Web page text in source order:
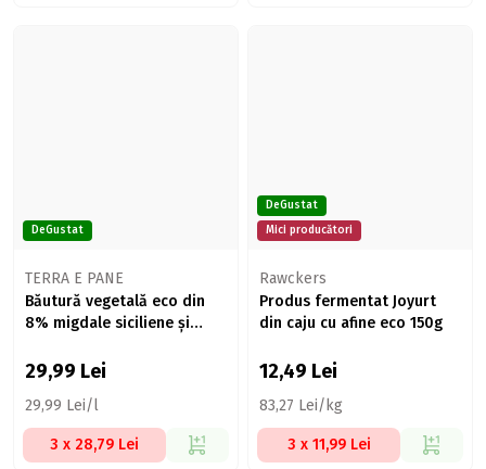
DeGustat
TERRA E PANE
Băutură vegetală eco din
8% migdale siciliene și
1l
29,99 Lei
29,99 Lei/l
3 x 28,79 Lei
DeGustat
Mici producători
Rawckers
Produs fermentat Joyurt
din caju cu afine eco 150g
12,49 Lei
83,27 Lei/kg
3 x 11,99 Lei